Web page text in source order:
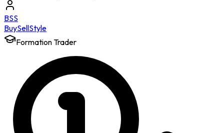
BSS
BuySellStyle
Formation Trader